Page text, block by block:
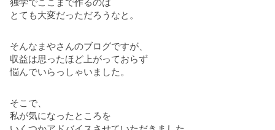
とても大変だっただろうなと。
そんなまやさんのブログですが、
収益は思ったほど上がっておらず
悩んでいらっしゃいました。
そこで、
私が気になったところを